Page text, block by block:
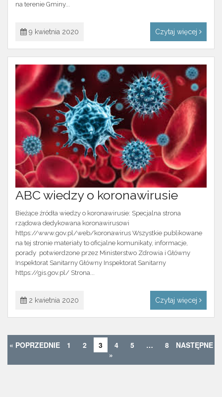
na terenie Gminy...
9 kwietnia 2020 Czytaj więcej
ABC wiedzy o koronawirusie
Bieżące źródła wiedzy o koronawirusie: Specjalna strona
rządowa dedykowana koronawirusowi
https://www.gov.pl/web/koronawirus Wszystkie publikowane
na tej stronie materiały to oficjalne komunikaty, informacje,
porady potwierdzone przez Ministerstwo Zdrowia i Główny
Inspektorat Sanitarny Główny Inspektorat Sanitarny
https://gis.gov.pl/ Strona...
2 kwietnia 2020 Czytaj więcej
« POPRZEDNIE 1 2 3 4 5 … 8
NASTĘPNE
»